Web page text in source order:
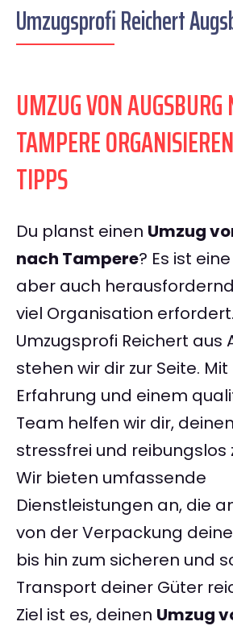
Umzugsprofi Reichert
UMZUG VON AUGSBURG
TAMPERE
TIPPS
Du planst einen Umzug
nach Tampere? Es ist
aber auch
viel Organisation
Umzugsprofi Reichert aus
stehen wir dir zur Seite.
Erfahrung und einem
Team helfen wir dir,
stressfrei und reibungslos
Wir bieten umfassende
Dienstleistungen an, die
von der Verpackung
bis hin zum sicheren und
Transport deiner Güter
Ziel ist es, deinen Umzug